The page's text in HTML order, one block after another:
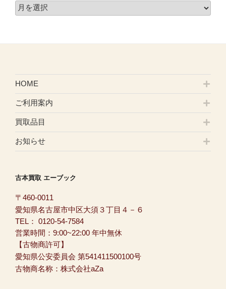
HOME
ご利用案内
買取品目
お知らせ
古本買取 エーブック
〒460-0011
愛知県名古屋市中区大須３丁目４－６
TEL： 0120-54-7584
営業時間：9:00~22:00 年中無休
【古物商許可】
愛知県公安委員会 第541411500100号
古物商名称：株式会社aZa